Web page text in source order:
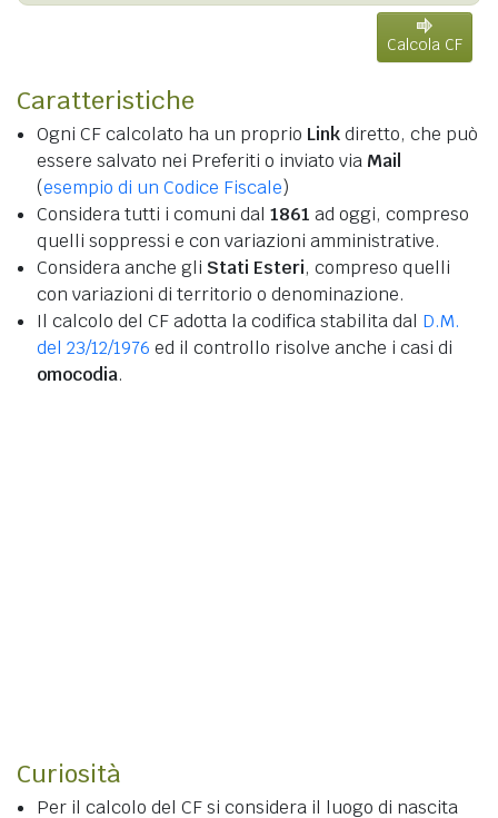
Calcola CF
Caratteristiche
Ogni CF calcolato ha un proprio Linkdiretto, che può
essere salvato nei Preferiti o inviato via Mail
(esempio di un Codice Fiscale)
Considera tutti i comuni dal 1861 ad oggi, compreso
quelli soppressi e con variazioni amministrative.
Considera anche gli Stati Esteri, compreso quelli
con variazioni di territorio o denominazione.
Il calcolo del CF adotta la codifica stabilita dal D.M.
del 23/12/1976 ed il controllo risolve anche i casi di
omocodia.
Curiosità
Per il calcolo del CF si considera il luogo di nascita